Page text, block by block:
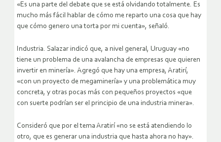
«Es una parte del debate que se está olvidando totalmente. Es
mucho más fácil hablar de cómo me reparto una cosa que hay
que cómo genero una torta por mi cuenta», señaló.
Industria. Salazar indicó que, a nivel general, Uruguay «no
tiene un problema de una avalancha de empresas que quieren
invertir en minería». Agregó que hay una empresa, Aratirí,
«con un proyecto de megaminería» y una problemática muy
concreta, y otras pocas más con pequeños proyectos «que
con suerte podrían ser el principio de una industria minera».
Consideró que por el tema Aratirí «no se está atendiendo lo
otro, que es generar una industria que hasta ahora no hay».